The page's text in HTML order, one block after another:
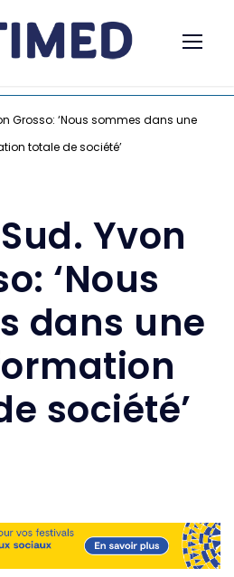
Grosso: ‘Nous sommes dans une
totale de société’
Yvon
‘Nous
dans une
société’